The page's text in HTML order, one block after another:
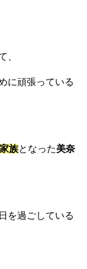
、
に頑張っている
族となった美奈
を過ごしている